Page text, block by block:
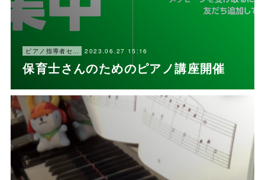
ピアノ指導者セミナー 2023.06.27 15:16
保育士さんのためのピアノ講座開催